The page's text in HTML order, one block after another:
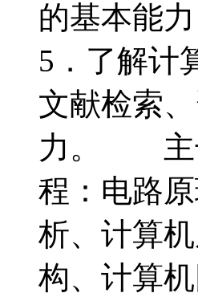
的基本能
5．了解
文献检索
力。 主
程：电路
析、计算
构、计算